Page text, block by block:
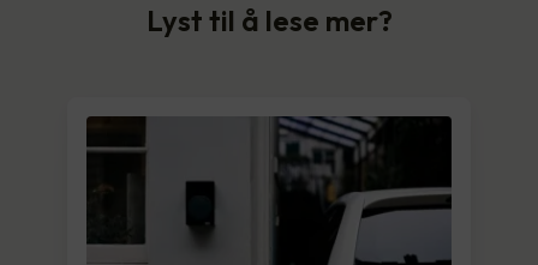
Lyst til å lese mer?